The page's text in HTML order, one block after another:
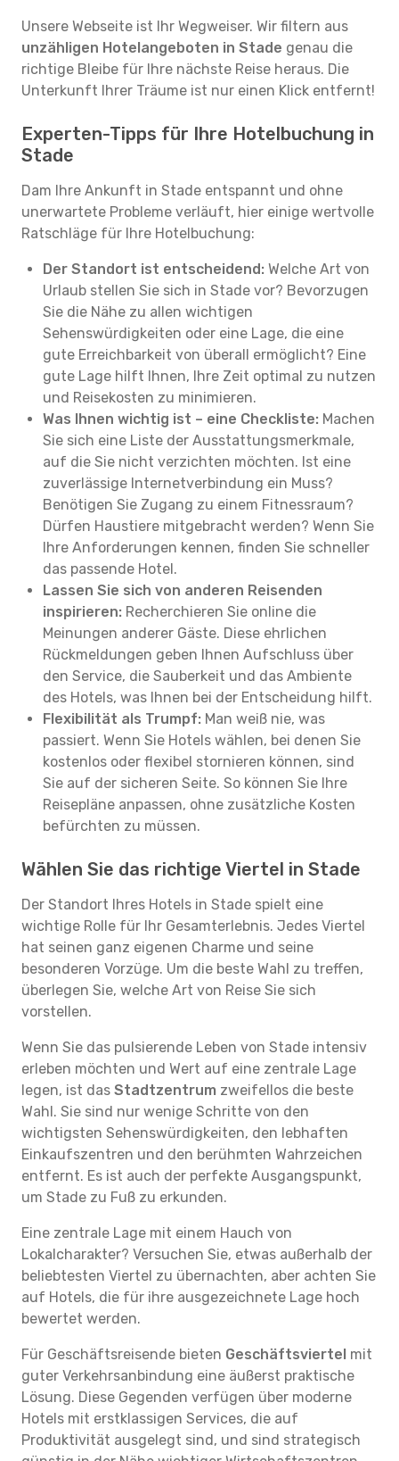
Unsere Webseite ist Ihr Wegweiser. Wir filtern aus
unzähligen Hotelangeboten in Stade genau die
richtige Bleibe für Ihre nächste Reise heraus. Die
Unterkunft Ihrer Träume ist nur einen Klick entfernt!
Experten-Tipps für Ihre Hotelbuchung in
Stade
Dam Ihre Ankunft in Stade entspannt und ohne
unerwartete Probleme verläuft, hier einige wertvolle
Ratschläge für Ihre Hotelbuchung:
Der Standort ist entscheidend: Welche Art von
Urlaub stellen Sie sich in Stade vor? Bevorzugen
Sie die Nähe zu allen wichtigen
Sehenswürdigkeiten oder eine Lage, die eine
gute Erreichbarkeit von überall ermöglicht? Eine
gute Lage hilft Ihnen, Ihre Zeit optimal zu nutzen
und Reisekosten zu minimieren.
Was Ihnen wichtig ist – eine Checkliste: Machen
Sie sich eine Liste der Ausstattungsmerkmale,
auf die Sie nicht verzichten möchten. Ist eine
zuverlässige Internetverbindung ein Muss?
Benötigen Sie Zugang zu einem Fitnessraum?
Dürfen Haustiere mitgebracht werden? Wenn Sie
Ihre Anforderungen kennen, finden Sie schneller
das passende Hotel.
Lassen Sie sich von anderen Reisenden
inspirieren: Recherchieren Sie online die
Meinungen anderer Gäste. Diese ehrlichen
Rückmeldungen geben Ihnen Aufschluss über
den Service, die Sauberkeit und das Ambiente
des Hotels, was Ihnen bei der Entscheidung hilft.
Flexibilität als Trumpf: Man weiß nie, was
passiert. Wenn Sie Hotels wählen, bei denen Sie
kostenlos oder flexibel stornieren können, sind
Sie auf der sicheren Seite. So können Sie Ihre
Reisepläne anpassen, ohne zusätzliche Kosten
befürchten zu müssen.
Wählen Sie das richtige Viertel in Stade
Der Standort Ihres Hotels in Stade spielt eine
wichtige Rolle für Ihr Gesamterlebnis. Jedes Viertel
hat seinen ganz eigenen Charme und seine
besonderen Vorzüge. Um die beste Wahl zu treffen,
überlegen Sie, welche Art von Reise Sie sich
vorstellen.
Wenn Sie das pulsierende Leben von Stade intensiv
erleben möchten und Wert auf eine zentrale Lage
legen, ist das Stadtzentrum zweifellos die beste
Wahl. Sie sind nur wenige Schritte von den
wichtigsten Sehenswürdigkeiten, den lebhaften
Einkaufszentren und den berühmten Wahrzeichen
entfernt. Es ist auch der perfekte Ausgangspunkt,
um Stade zu Fuß zu erkunden.
Eine zentrale Lage mit einem Hauch von
Lokalcharakter? Versuchen Sie, etwas außerhalb der
beliebtesten Viertel zu übernachten, aber achten Sie
auf Hotels, die für ihre ausgezeichnete Lage hoch
bewertet werden.
Für Geschäftsreisende bieten Geschäftsviertel mit
guter Verkehrsanbindung eine äußerst praktische
Lösung. Diese Gegenden verfügen über moderne
Hotels mit erstklassigen Services, die auf
Produktivität ausgelegt sind, und sind strategisch